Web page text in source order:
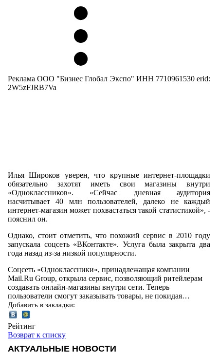
Реклама ООО "Бизнес Глобал Экспо" ИНН 7710961530 erid:
2W5zFJRB7Va
Илья Широков уверен, что крупные интернет-площадки
обязательно захотят иметь свои магазины внутри
«Одноклассников». «Сейчас дневная аудитория
насчитывает 40 млн пользователей, далеко не каждый
интернет-магазин может похвастаться такой статистикой», -
пояснил он.
Однако, стоит отметить, что похожий сервис в 2010 году
запускала соцсеть «ВКонтакте». Услуга была закрыта два
года назад из-за низкой популярности.
Соцсеть «Одноклассники», принадлежащая компании
Mail.Ru Group, открыла сервис, позволяющий ритейлерам
создавать онлайн-магазины внутри сети. Теперь
пользователи смогут заказывать товары, не покидая…
Добавить в закладки:
Рейтинг
Возврат к списку
АКТУАЛЬНЫЕ НОВОСТИ